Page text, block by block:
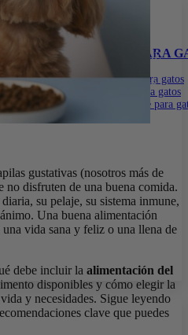
PARA GATOS ARENA PARA
Con aroma para gatos
Sin aroma para gatos
Biodegradable para
WEB CON EL CÓDIGO:
EN TODA LA WEB
15% DE DESCUENTO EN
PRIMERACOMPRA
15% DE
CON EL CÓDIGO:
EN TODA LA WEB
gustativas (nosotros más de
no disfruten de una buena comida.
su pelaje, su sistema inmune,
Una buena alimentación
vida sana y feliz o una llena de
debe incluir la alimentación del
disponibles y cómo elegir la
y necesidades. Sigue leyendo
clave que puedes